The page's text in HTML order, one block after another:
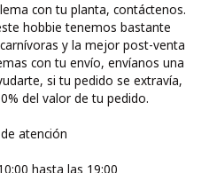
con tu planta, contáctenos.
hobbie tenemos bastante
y la mejor post-venta
con tu envío, envíanos una
si tu pedido se extravía,
del valor de tu pedido.
atención
hasta las 19:00